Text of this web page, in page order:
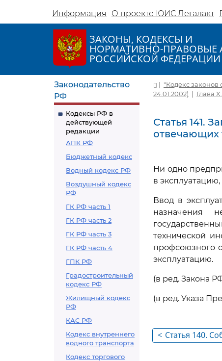
Информация О проекте ЮИС Легалакт
ЗАКОНЫ, КОДЕКСЫ И
НОРМАТИВНО-ПРАВОВЫЕ
РОССИЙСКОЙ ФЕДЕРАЦИИ
Законодательство
РФ
Кодексы РФ в
действующей
редакции
АПК РФ
Бюджетный кодекс
Водный кодекс РФ
Воздушный кодекс
РФ
ГК РФ часть 1
ГК РФ часть 2
ГК РФ часть 3
ГК РФ часть 4
ГПК РФ
Градостроительный
кодекс РФ
Жилищный кодекс
РФ
КАС РФ
Кодекс внутреннего
водного транспорта
Кодекс торгового
| "Кодекс законов
24.01.2002) | Глава
Статья 141.
отвечающих
Ни одно
в
Ввод в
назначения
технической
профсоюзного
эксплуатацию.
(в ред. Закона
(в ред. Указа
< Статья 140.